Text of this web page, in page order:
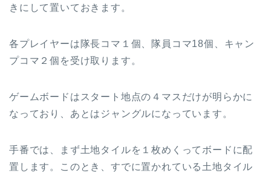
きにして置いておきます。
各プレイヤーは隊長コマ１個、隊員コマ18個、キャン
プコマ２個を受け取ります。
ゲームボードはスタート地点の４マスだけが明らかに
なっており、あとはジャングルになっています。
手番では、まず土地タイルを１枚めくってボードに配
置します。このとき、すでに置かれている土地タイル